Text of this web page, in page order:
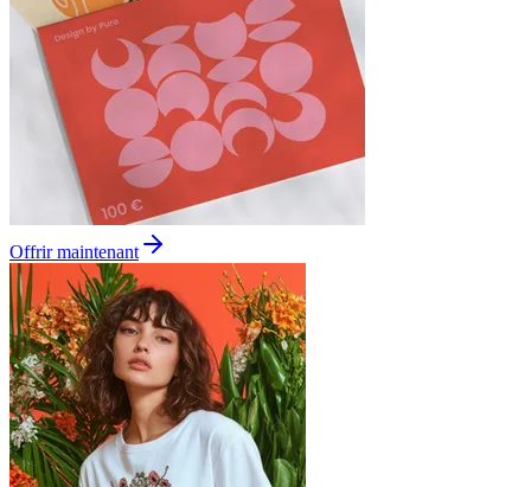
Offrir maintenant